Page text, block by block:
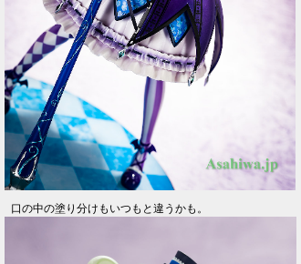
口の中の塗り分けもいつもと違うかも。